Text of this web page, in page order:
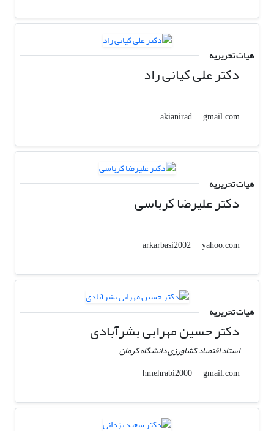
هیات تحریریه
دکتر علی کیانی راد
akianirad
gmail.com
هیات تحریریه
دکتر علیرضا کرباسی
arkarbasi2002
yahoo.com
هیات تحریریه
دکتر حسین مهرابی بشرآبادی
استاد اقتصاد کشاورزی دانشگاه کرمان
hmehrabi2000
gmail.com